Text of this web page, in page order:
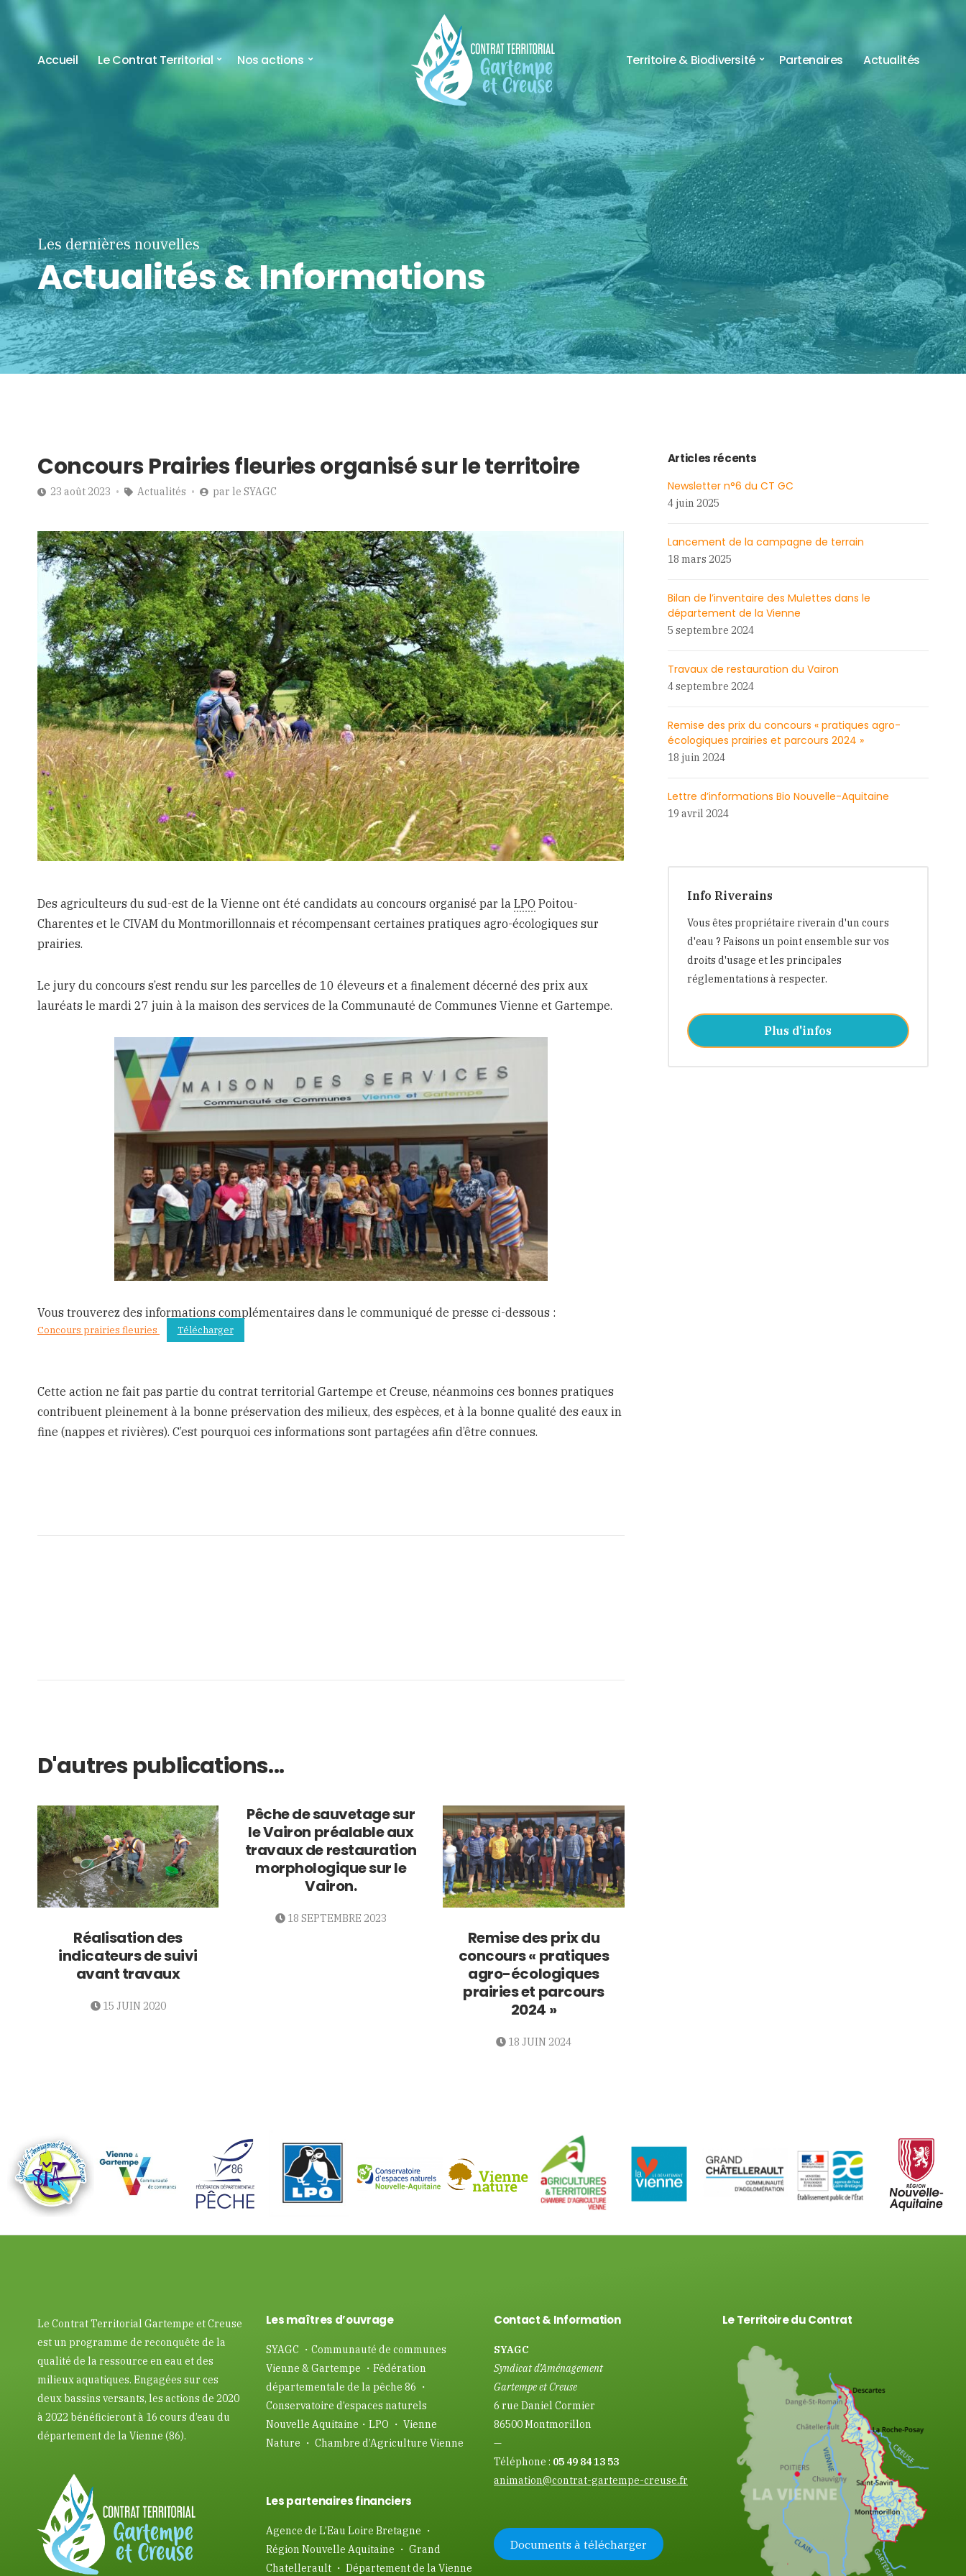
Accueil Le Contrat Territorial Nos actions Territoire & Biodiversité Partenaires Actualités
Les dernières nouvelles
Actualités & Informations
Concours Prairies fleuries organisé sur le territoire
23 août 2023 Actualités par le SYAGC
Des agriculteurs du sud-est de la Vienne ont été candidats au concours organisé par la LPO Poitou-
Charentes et le CIVAM du Montmorillonnais et récompensant certaines pratiques agro-écologiques sur
prairies.
Le jury du concours s’est rendu sur les parcelles de 10 éleveurs et a finalement décerné des prix aux
lauréats le mardi 27 juin à la maison des services de la Communauté de Communes Vienne et Gartempe.
Vous trouverez des informations complémentaires dans le communiqué de presse ci-dessous :
Concours prairies fleuries Télécharger
Cette action ne fait pas partie du contrat territorial Gartempe et Creuse, néanmoins ces bonnes pratiques
contribuent pleinement à la bonne préservation des milieux, des espèces, et à la bonne qualité des eaux in
fine (nappes et rivières). C’est pourquoi ces informations sont partagées afin d’être connues.
D'autres publications...
Réalisation des
indicateurs de suivi
avant travaux
15 JUIN 2020
Pêche de sauvetage sur
le Vairon préalable aux
travaux de restauration
morphologique sur le
Vairon.
18 SEPTEMBRE 2023
Remise des prix du
concours « pratiques
agro-écologiques
prairies et parcours
2024 »
18 JUIN 2024
Articles récents
Newsletter n°6 du CT GC
4 juin 2025
Lancement de la campagne de terrain
18 mars 2025
Bilan de l’inventaire des Mulettes dans le
département de la Vienne
5 septembre 2024
Travaux de restauration du Vairon
4 septembre 2024
Remise des prix du concours « pratiques agro-
écologiques prairies et parcours 2024 »
18 juin 2024
Lettre d’informations Bio Nouvelle-Aquitaine
19 avril 2024
Info Riverains
Vous êtes propriétaire riverain d'un cours
d'eau ? Faisons un point ensemble sur vos
droits d'usage et les principales
réglementations à respecter.
Plus d'infos
Le Contrat Territorial Gartempe et Creuse
est un programme de reconquête de la
qualité de la ressource en eau et des
milieux aquatiques. Engagées sur ces
deux bassins versants, les actions de 2020
à 2022 bénéficieront à 16 cours d’eau du
département de la Vienne (86).
Les maîtres d’ouvrage
SYAGC ・Communauté de communes
Vienne & Gartempe ・Fédération
départementale de la pêche 86 ・
Conservatoire d’espaces naturels
Nouvelle Aquitaine・LPO ・ Vienne
Nature ・ Chambre d’Agriculture Vienne
Les partenaires financiers
Agence de L’Eau Loire Bretagne ・
Région Nouvelle Aquitaine ・ Grand
Chatellerault ・ Département de la Vienne
Contact & Information
SYAGC
Syndicat d’Aménagement
Gartempe et Creuse
6 rue Daniel Cormier
86500 Montmorillon
—
Téléphone : 05 49 84 13 53
animation@contrat-gartempe-creuse.fr
Documents à télécharger
Le Territoire du Contrat